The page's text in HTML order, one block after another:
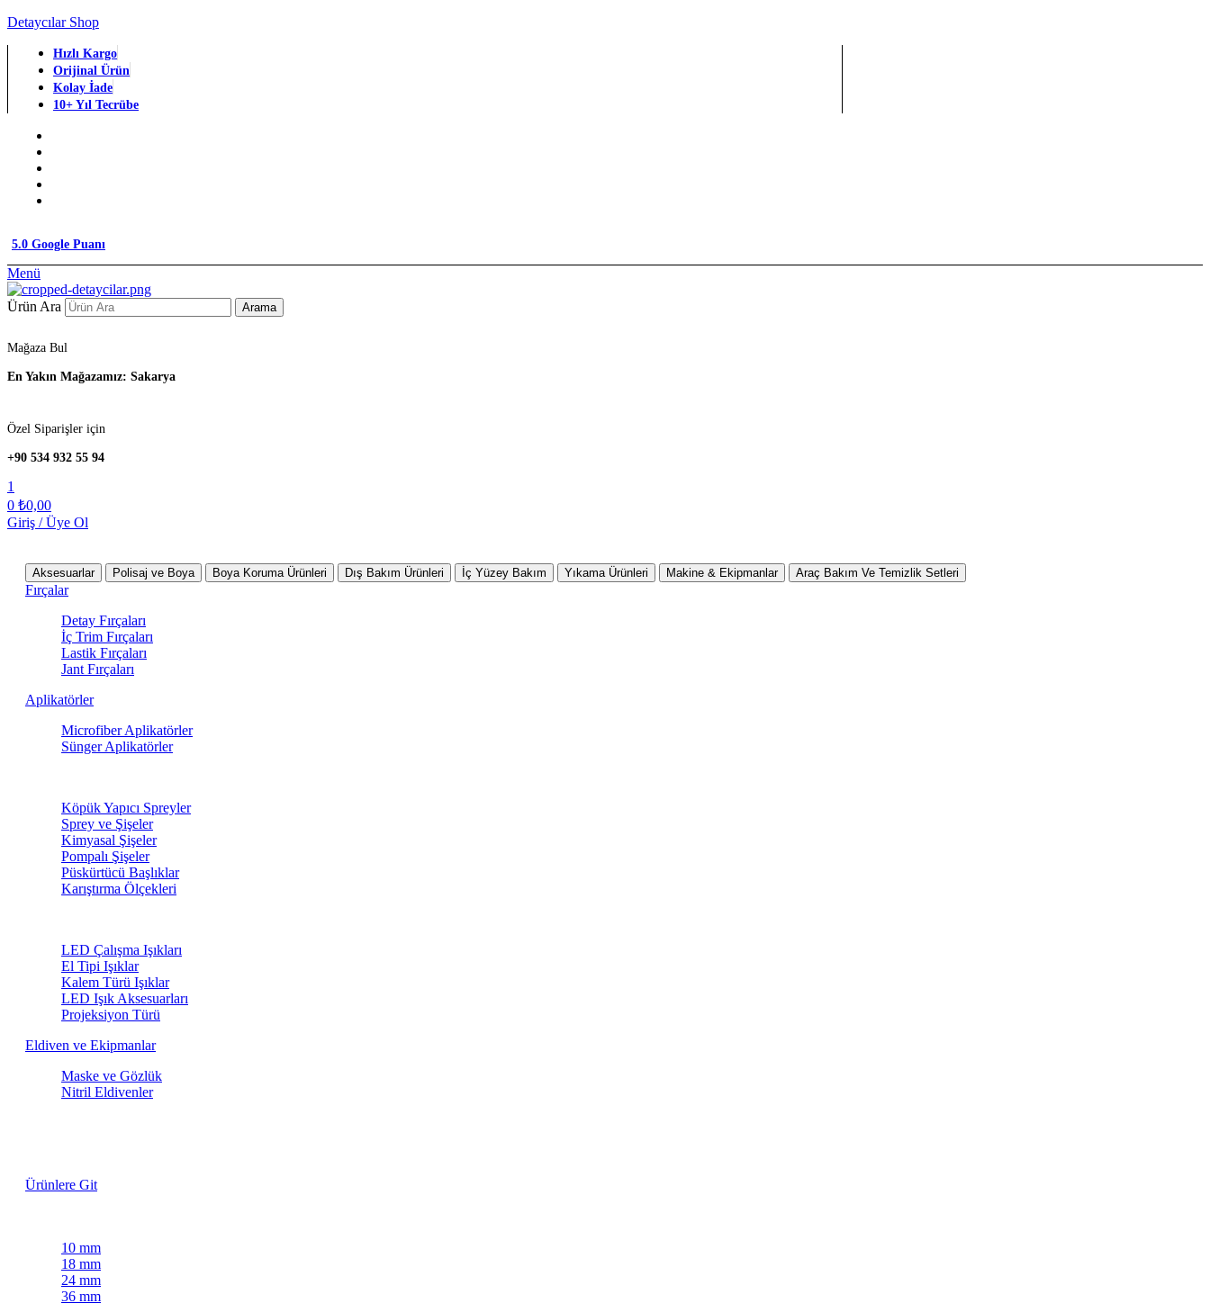
Detaycılar Shop
Hızlı Kargo
Orijinal Ürün
Kolay İade
10+ Yıl Tecrübe
5.0 Google Puanı
Menü
Ürün Ara Arama
Mağaza Bul
En Yakın Mağazamız: Sakarya
Özel Siparişler için
+90 534 932 55 94
1
0 ₺0,00
Giriş / Üye Ol
Aksesuarlar Polisaj ve Boya Boya Koruma Ürünleri Dış Bakım Ürünleri İç Yüzey Bakım Yıkama Ürünleri Makine & Ekipmanlar Araç Bakım Ve Temizlik Setleri
Fırçalar
Detay Fırçaları
İç Trim Fırçaları
Lastik Fırçaları
Jant Fırçaları
Aplikatörler
Microfiber Aplikatörler
Sünger Aplikatörler
Köpük Yapıcı Spreyler
Sprey ve Şişeler
Kimyasal Şişeler
Pompalı Şişeler
Püskürtücü Başlıklar
Karıştırma Ölçekleri
LED Çalışma Işıkları
El Tipi Işıklar
Kalem Türü Işıklar
LED Işık Aksesuarları
Projeksiyon Türü
Eldiven ve Ekipmanlar
Maske ve Gözlük
Nitril Eldivenler
Ürünlere Git
10 mm
18 mm
24 mm
36 mm